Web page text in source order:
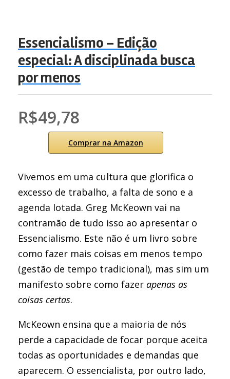
Essencialismo – Edição
especial: A disciplinada busca
por menos
R$49,78
Comprar na Amazon
Vivemos em uma cultura que glorifica o
excesso de trabalho, a falta de sono e a
agenda lotada. Greg McKeown vai na
contramão de tudo isso ao apresentar o
Essencialismo. Este não é um livro sobre
como fazer mais coisas em menos tempo
(gestão de tempo tradicional), mas sim um
manifesto sobre como fazer apenas as
coisas certas.
McKeown ensina que a maioria de nós
perde a capacidade de focar porque aceita
todas as oportunidades e demandas que
aparecem. O essencialista, por outro lado,